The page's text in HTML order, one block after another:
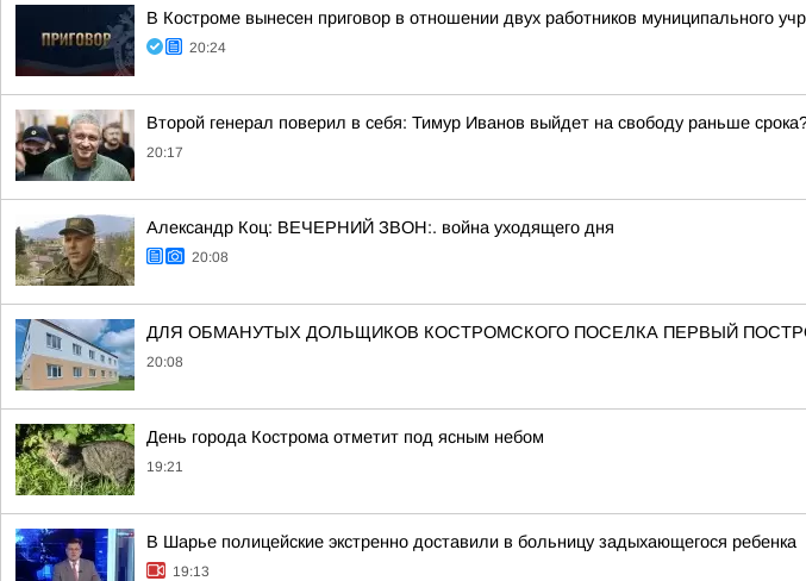
В Костроме вынесен приговор в отношении двух работников муниципального
20:24
Второй генерал поверил в себя: Тимур Иванов выйдет на свободу раньше
20:17
Александр Коц: ВЕЧЕРНИЙ ЗВОН:. война уходящего дня
20:08
ДЛЯ ОБМАНУТЫХ ДОЛЬЩИКОВ КОСТРОМСКОГО ПОСЕЛКА ПЕРВЫЙ
20:08
День города Кострома отметит под ясным небом
19:21
В Шарье полицейские экстренно доставили в больницу задыхающегося ребенка
19:13